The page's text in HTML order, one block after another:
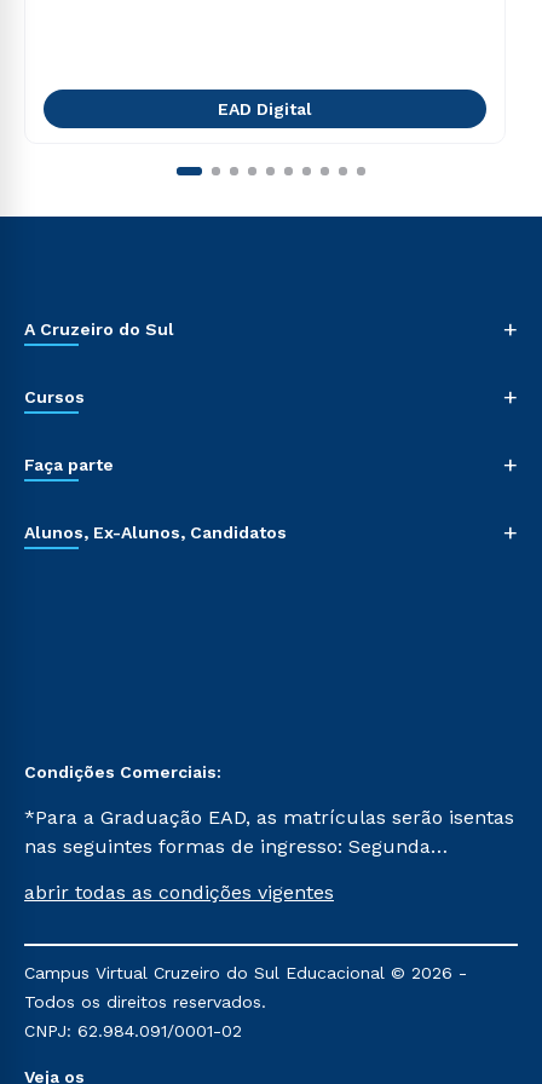
EAD Digital
A Cruzeiro do Sul +
Cursos +
Faça parte +
Alunos, Ex-Alunos, Candidatos +
Condições Comerciais:
*Para a Graduação EAD, as matrículas serão isentas
nas seguintes formas de ingresso: Segunda
Já para as demais, a taxa de matrícula será de R$
mencionadas são referentes aos cursos: Ensino
Religioso, Geografia para a Docência e Metodologia
do Ensino de História: Questões Atuais.
abrir todas as condições vigentes
Campus Virtual Cruzeiro do Sul Educacional © 2026 -
Todos os direitos reservados.
CNPJ: 62.984.091/0001-02
Veja os